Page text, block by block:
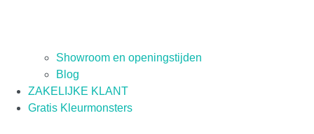
Showroom en openingstijden
Blog
ZAKELIJKE KLANT
Gratis Kleurmonsters